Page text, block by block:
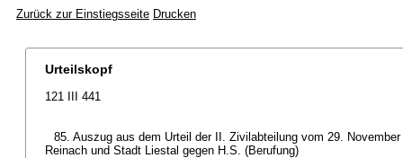
Zurück zur Einstiegsseite Drucken
Urteilskopf
121 III 441
85. Auszug aus dem Urteil der II. Zivilabteilung vom 29.
Reinach und Stadt Liestal gegen H.S. (Berufung)